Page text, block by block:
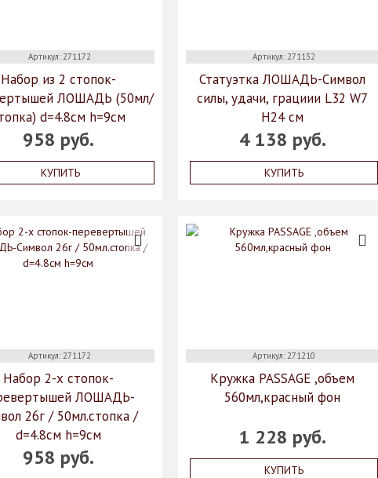
Артикул: 271172
Набор из 2 стопок-
ЛОШАДЬ (50мл/
d=4.8см h=9см
958 руб.
КУПИТЬ
Артикул: 271132
Статуэтка ЛОШАДЬ-Символ
силы, удачи, грациии L32 W7
H24 см
4 138 руб.
КУПИТЬ
Артикул: 271172
Набор 2-х стопок-
ЛОШАДЬ-
26г / 50мл.стопка /
d=4.8см h=9см
958 руб.
Артикул: 271210
Кружка PASSAGE ,объем
560мл,красный фон
1 228 руб.
КУПИТЬ